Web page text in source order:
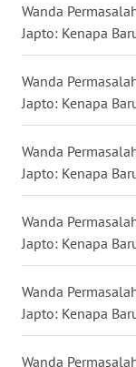
Wanda
Japto: Kenapa
Wanda
Japto: Kenapa
Wanda
Japto: Kenapa
Wanda
Japto: Kenapa
Wanda
Japto: Kenapa
Wanda
PURWAKARTA
PRIANGAN
TIMUR
WN
SEMARANG
WN
SOLO
WN
BOROBUDUR
WN